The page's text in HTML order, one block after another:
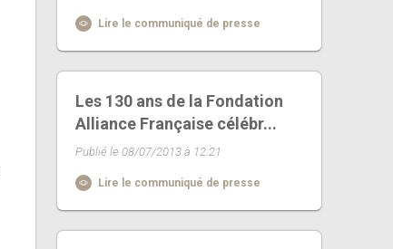
Lire le communiqué de presse
Les 130 ans de la Fondation
Alliance Française célébr...
Publié le 08/07/2013 à 12:21
Lire le communiqué de presse